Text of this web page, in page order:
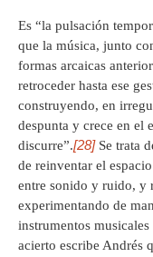
Es “la pulsación
que la música, junto
formas arcaicas
retroceder hasta ese
construyendo, en
despunta y crece en el
discurre”.[28]Se trata
de reinventar el
entre sonido y ruido, y
experimentando de
instrumentos
acierto escribe Andrés